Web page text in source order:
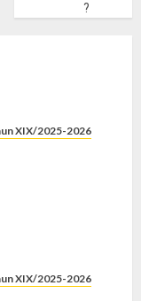
?
XIX/2025-2026
XIX/2025-2026